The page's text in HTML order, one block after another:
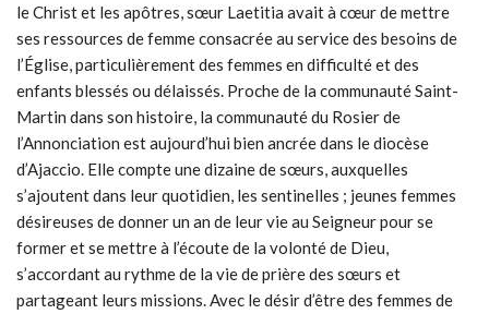
le Christ et les apôtres, sœur Laetitia avait à cœur de mettre
ses ressources de femme consacrée au service des besoins de
l’Église, particulièrement des femmes en difficulté et des
enfants blessés ou délaissés. Proche de la communauté Saint-
Martin dans son histoire, la communauté du Rosier de
l’Annonciation est aujourd’hui bien ancrée dans le diocèse
d’Ajaccio. Elle compte une dizaine de sœurs, auxquelles
s’ajoutent dans leur quotidien, les sentinelles ; jeunes femmes
désireuses de donner un an de leur vie au Seigneur pour se
former et se mettre à l’écoute de la volonté de Dieu,
s’accordant au rythme de la vie de prière des sœurs et
partageant leurs missions. Avec le désir d’être des femmes de